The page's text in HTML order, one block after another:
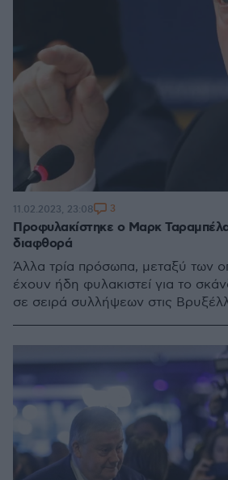
Προφυλακίστηκε ο Μαρκ
διαφθορά
Άλλα τρία πρόσωπα, μεταξύ των
έχουν ήδη φυλακιστεί για το
σε σειρά συλλήψεων στις
11.02.2023, 23:08 3